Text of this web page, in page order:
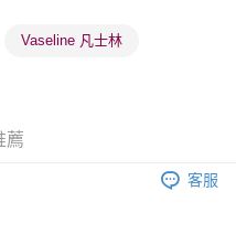
Vaseline 凡士林
薦
客服